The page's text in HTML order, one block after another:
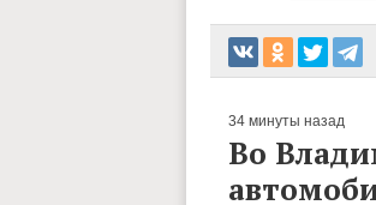
34 минуты назад
Во